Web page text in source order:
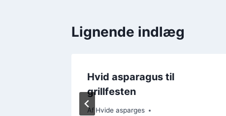
Lignende indlæg
Hvid asparagus til
grillfesten
Af Hvide asparges